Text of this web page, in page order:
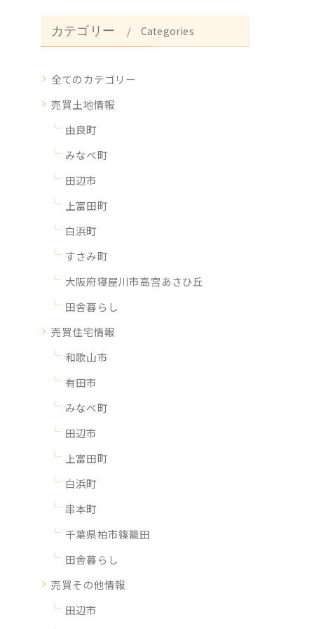
カテゴリー Categories
全てのカテゴリー
売買土地情報
由良町
みなべ町
田辺市
上富田町
白浜町
すさみ町
大阪府寝屋川市高宮あさひ丘
田舎暮らし
売買住宅情報
和歌山市
有田市
みなべ町
田辺市
上富田町
白浜町
串本町
千葉県柏市篠籠田
田舎暮らし
売買その他情報
田辺市